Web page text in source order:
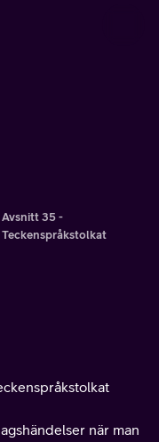
Avsnitt 35 -
Teckenspråkstolkat
när man